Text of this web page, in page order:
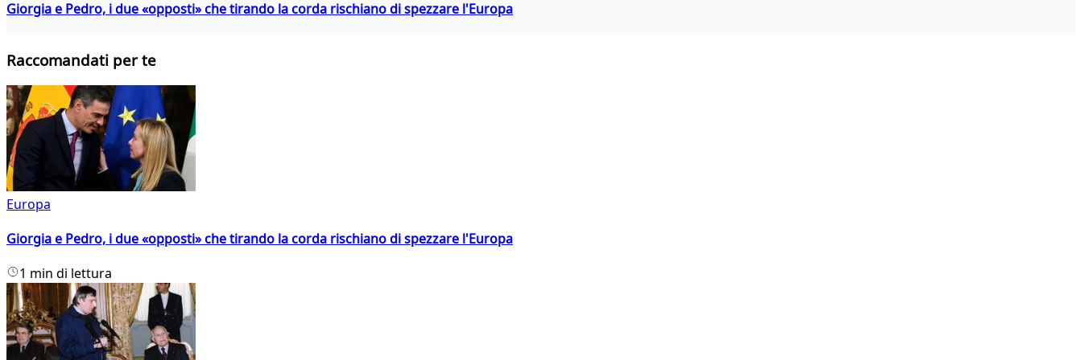
Giorgia e Pedro, i due «opposti» che tirando la corda rischiano di spezzare l'Europa
Raccomandati per te
Europa
Giorgia e Pedro, i due «opposti» che tirando la corda rischiano di spezzare l'Europa
1 min di lettura